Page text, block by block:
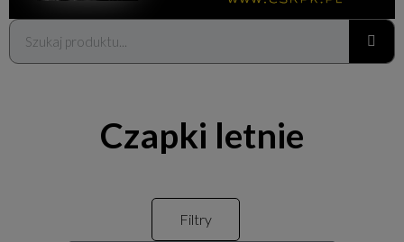
Czapki letnie
Filtry